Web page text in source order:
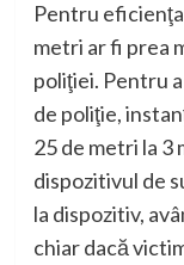
Pentru
metri ar fi prea
poliţiei. Pentru
de poliţie,
25 de metri la 3
dispozitivul de
la dispozitiv,
chiar dacă